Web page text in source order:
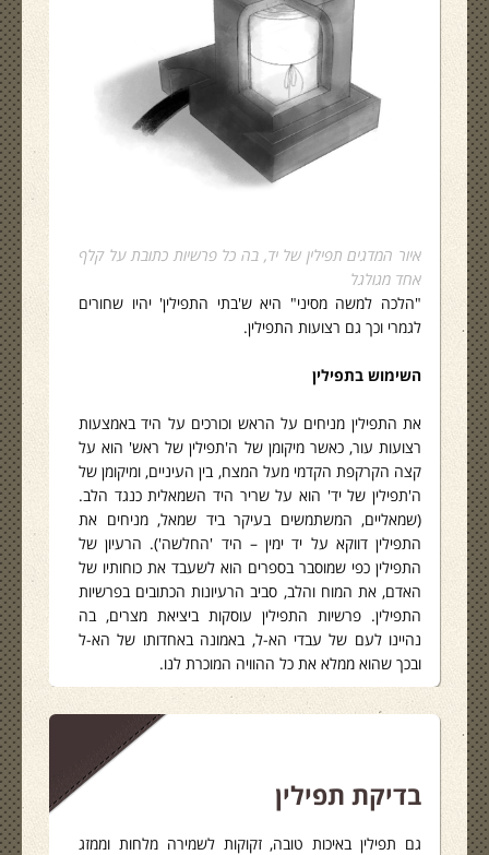
איור המדגים תפילין של יד, בה כל פרשיות כתובת על קלף
אחד מגולגל
"הלכה למשה מסיני" היא ש'בתי התפילין' יהיו שחורים
לגמרי וכך גם רצועות התפילין.
השימוש בתפילין
את התפילין מניחים על הראש וכורכים על היד באמצעות
רצועות עור, כאשר מיקומן של ה'תפילין של ראש' הוא על
קצה הקרקפת הקדמי מעל המצח, בין העיניים, ומיקומן של
ה'תפילין של יד' הוא על שריר היד השמאלית כנגד הלב.
(שמאליים, המשתמשים בעיקר ביד שמאל, מניחים את
התפילין דווקא על יד ימין – היד 'החלשה'). הרעיון של
התפילין כפי שמוסבר בספרים הוא לשעבד את כוחותיו של
האדם, את המוח והלב, סביב הרעיונות הכתובים בפרשיות
התפילין. פרשיות התפילין עוסקות ביציאת מצרים, בה
נהיינו לעם של עבדי הא-ל, באמונה באחדותו של הא-ל
ובכך שהוא ממלא את כל ההוויה המוכרת לנו.
בדיקת תפילין
גם תפילין באיכות טובה, זקוקות לשמירה מלחות וממזג